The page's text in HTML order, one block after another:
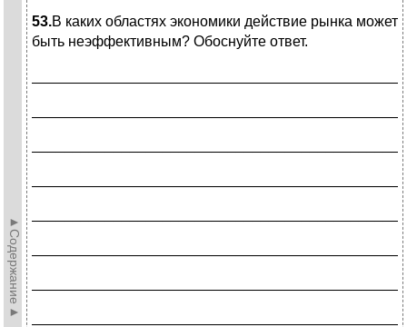
►Содержание►
53.В каких областях экономики действие рынка может
быть неэффективным? Обоснуйте ответ.